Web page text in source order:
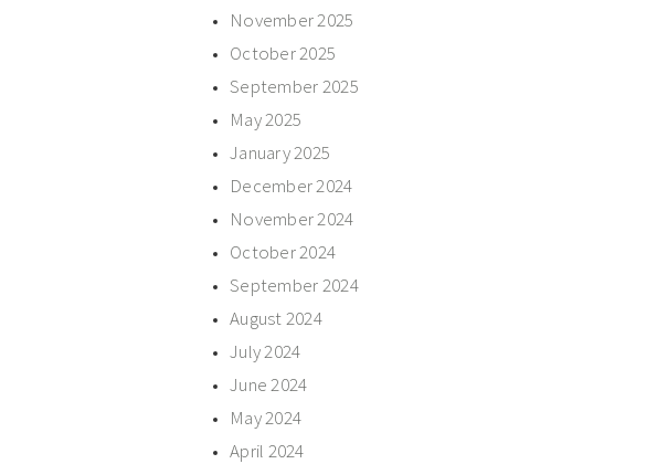
November 2025
October 2025
September 2025
May 2025
January 2025
December 2024
November 2024
October 2024
September 2024
August 2024
July 2024
June 2024
May 2024
April 2024